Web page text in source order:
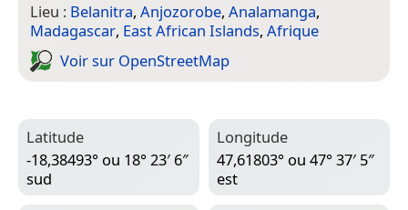
Lieu : Belanitra, Anjozorobe, Analamanga,
Madagascar, East African Islands, Afrique
Voir sur Open­Street­Map
Latitude
-18,38493° ou 18° 23′ 6″
sud
Longitude
47,61803° ou 47° 37′ 5″
est